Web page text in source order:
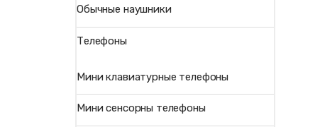
Обычные наушники
Телефоны
Мини клавиатурные телефоны
Мини сенсорны телефоны